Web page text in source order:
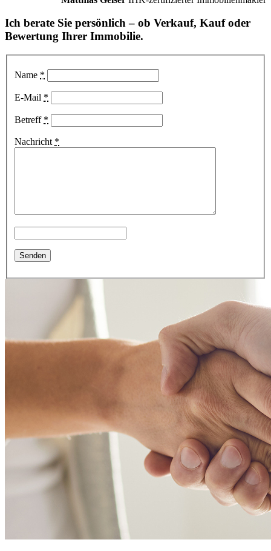
Ich berate Sie persönlich – ob Verkauf, Kauf oder
Bewertung Ihrer Immobilie.
Name *
E-Mail *
Betreff *
Nachricht *